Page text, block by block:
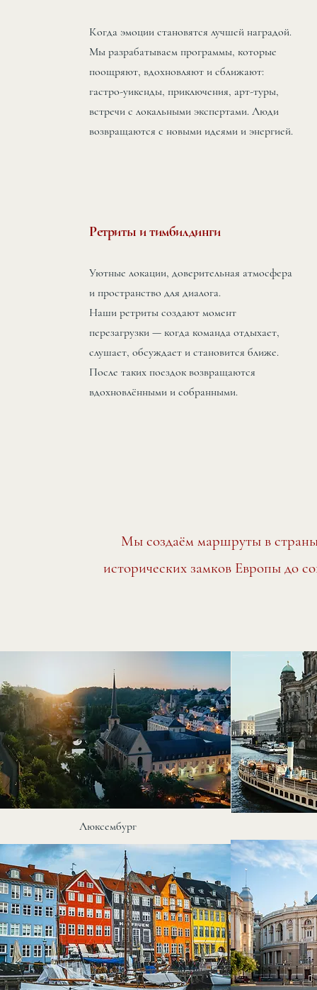
Когда эмоции становятся лучшей наградой.
Мы разрабатываем программы, которые
поощряют, вдохновляют и сближают:
гастро-уикенды, приключения, арт-туры,
встречи с локальными экспертами. Люди
возвращаются с новыми идеями и энергией.
Ретриты и тимбилдинги
Уютные локации, доверительная атмосфера
и пространство для диалога.
Наши ретриты создают момент
перезагрузки — когда команда отдыхает,
слушает, обсуждает и становится ближе.
После таких поездок возвращаются
вдохновлёнными и собранными.
Мы создаём маршруты в
исторических замков Европы до
Люксембург